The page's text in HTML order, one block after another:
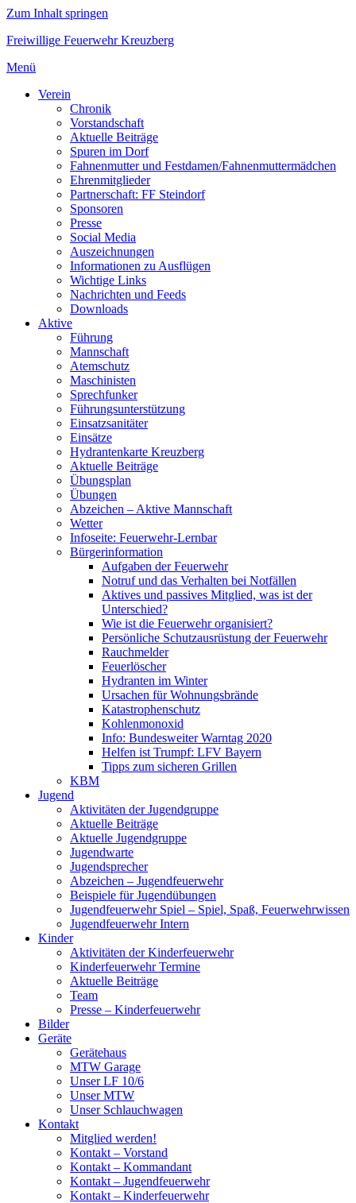
Zum Inhalt springen
Freiwillige Feuerwehr Kreuzberg
Menü
Verein
Chronik
Vorstandschaft
Aktuelle Beiträge
Spuren im Dorf
Fahnenmutter und Festdamen/Fahnenmuttermädchen
Ehrenmitglieder
Partnerschaft: FF Steindorf
Sponsoren
Presse
Social Media
Auszeichnungen
Informationen zu Ausflügen
Wichtige Links
Nachrichten und Feeds
Downloads
Aktive
Führung
Mannschaft
Atemschutz
Maschinisten
Sprechfunker
Führungsunterstützung
Einsatzsanitäter
Einsätze
Hydrantenkarte Kreuzberg
Aktuelle Beiträge
Übungsplan
Übungen
Abzeichen – Aktive Mannschaft
Wetter
Infoseite: Feuerwehr-Lernbar
Bürgerinformation
Aufgaben der Feuerwehr
Notruf und das Verhalten bei Notfällen
Aktives und passives Mitglied, was ist der
Unterschied?
Wie ist die Feuerwehr organisiert?
Persönliche Schutzausrüstung der Feuerwehr
Rauchmelder
Feuerlöscher
Hydranten im Winter
Ursachen für Wohnungsbrände
Katastrophenschutz
Kohlenmonoxid
Info: Bundesweiter Warntag 2020
Helfen ist Trumpf: LFV Bayern
Tipps zum sicheren Grillen
KBM
Jugend
Aktivitäten der Jugendgruppe
Aktuelle Beiträge
Aktuelle Jugendgruppe
Jugendwarte
Jugendsprecher
Abzeichen – Jugendfeuerwehr
Beispiele für Jugendübungen
Jugendfeuerwehr Spiel – Spiel, Spaß, Feuerwehrwissen
Jugendfeuerwehr Intern
Kinder
Aktivitäten der Kinderfeuerwehr
Kinderfeuerwehr Termine
Aktuelle Beiträge
Team
Presse – Kinderfeuerwehr
Bilder
Geräte
Gerätehaus
MTW Garage
Unser LF 10/6
Unser MTW
Unser Schlauchwagen
Kontakt
Mitglied werden!
Kontakt – Vorstand
Kontakt – Kommandant
Kontakt – Jugendfeuerwehr
Kontakt – Kinderfeuerwehr